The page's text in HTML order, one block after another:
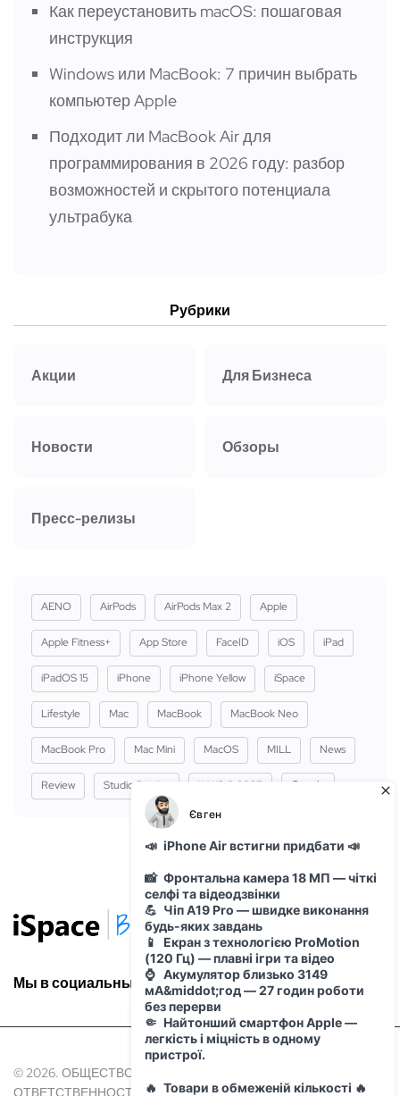
Как переустановить macOS: пошаговая
инструкция
Windows или MacBook: 7 причин выбрать
компьютер Apple
Подходит ли MacBook Air для
программирования в 2026 году: разбор
возможностей и скрытого потенциала
ультрабука
Рубрики
Акции Для Бизнеса
Новости Обзоры
Пресс-релизы
AENO AirPods AirPods Max 2 Apple
Apple Fitness+ App Store FaceID iOS iPad
iPadOS 15 iPhone iPhone Yellow iSpace
Lifestyle Mac MacBook MacBook Neo
MacBook Pro Mac Mini MacOS MILL News
Review Studio Display WWDC 2025 Сервіс
Мы в социальных сетях:
© 2026. ОБЩЕСТВО С ОГРАНИЧЕННОЙ
ОТВЕТСТВЕННОСТЬЮ "АЙ ОН" Идентификационный код Юр.